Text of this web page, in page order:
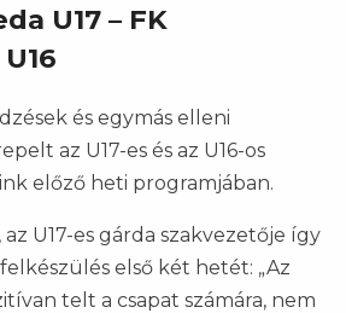
U17 – FK
és egymás elleni
az U17-es és az U16-os
előző heti programjában.
U17-es gárda szakvezetője így
első két hetét: „Az
telt a csapat számára, nem